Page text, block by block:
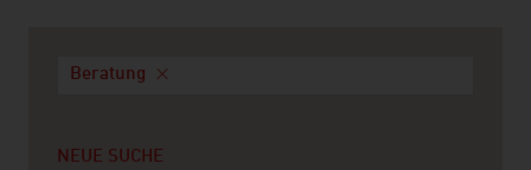
Beratung
NEUE SUCHE